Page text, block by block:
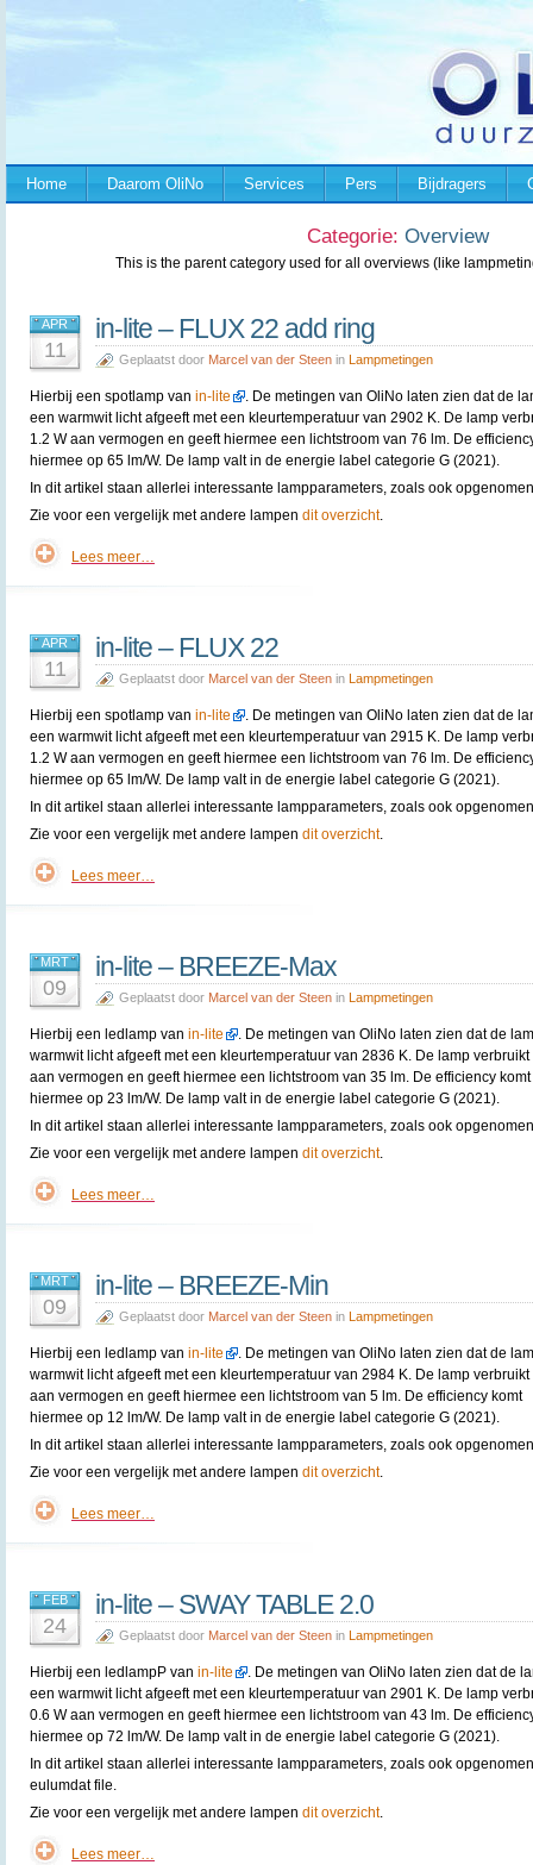
Home Daarom OliNo Services Pers Bijdragers
Categorie: Overview
This is the parent category used for all overviews (like
APR
11
in-lite – FLUX 22 add ring
Geplaatst door Marcel van der Steen in Lampmetingen
Hierbij een spotlamp van in-lite
. De metingen van OliNo laten zien dat de
een warmwit licht afgeeft met een kleurtemperatuur van 2902 K. De lamp
1.2 W aan vermogen en geeft hiermee een lichtstroom van 76 lm. De
hiermee op 65 lm/W. De lamp valt in de energie label categorie G (2021).
In dit artikel staan allerlei interessante lampparameters, zoals ook
Zie voor een vergelijk met andere lampen dit overzicht.
Lees meer…
APR
11
in-lite – FLUX 22
Geplaatst door Marcel van der Steen in Lampmetingen
Hierbij een spotlamp van in-lite
. De metingen van OliNo laten zien dat de
een warmwit licht afgeeft met een kleurtemperatuur van 2915 K. De lamp
1.2 W aan vermogen en geeft hiermee een lichtstroom van 76 lm. De
hiermee op 65 lm/W. De lamp valt in de energie label categorie G (2021).
In dit artikel staan allerlei interessante lampparameters, zoals ook
Zie voor een vergelijk met andere lampen dit overzicht.
Lees meer…
MRT
09
in-lite – BREEZE-Max
Geplaatst door Marcel van der Steen in Lampmetingen
Hierbij een ledlamp van in-lite
. De metingen van OliNo laten zien dat de
warmwit licht afgeeft met een kleurtemperatuur van 2836 K. De lamp verbruikt
aan vermogen en geeft hiermee een lichtstroom van 35 lm. De efficiency komt
hiermee op 23 lm/W. De lamp valt in de energie label categorie G (2021).
In dit artikel staan allerlei interessante lampparameters, zoals ook
Zie voor een vergelijk met andere lampen dit overzicht.
Lees meer…
MRT
09
in-lite – BREEZE-Min
Geplaatst door Marcel van der Steen in Lampmetingen
Hierbij een ledlamp van in-lite
. De metingen van OliNo laten zien dat de
warmwit licht afgeeft met een kleurtemperatuur van 2984 K. De lamp verbruikt
aan vermogen en geeft hiermee een lichtstroom van 5 lm. De efficiency komt
hiermee op 12 lm/W. De lamp valt in de energie label categorie G (2021).
In dit artikel staan allerlei interessante lampparameters, zoals ook
Zie voor een vergelijk met andere lampen dit overzicht.
Lees meer…
FEB
24
in-lite – SWAY TABLE 2.0
Geplaatst door Marcel van der Steen in Lampmetingen
Hierbij een ledlampP van in-lite
. De metingen van OliNo laten zien dat de
een warmwit licht afgeeft met een kleurtemperatuur van 2901 K. De lamp
0.6 W aan vermogen en geeft hiermee een lichtstroom van 43 lm. De
hiermee op 72 lm/W. De lamp valt in de energie label categorie G (2021).
In dit artikel staan allerlei interessante lampparameters, zoals ook
eulumdat file.
Zie voor een vergelijk met andere lampen dit overzicht.
Lees meer…